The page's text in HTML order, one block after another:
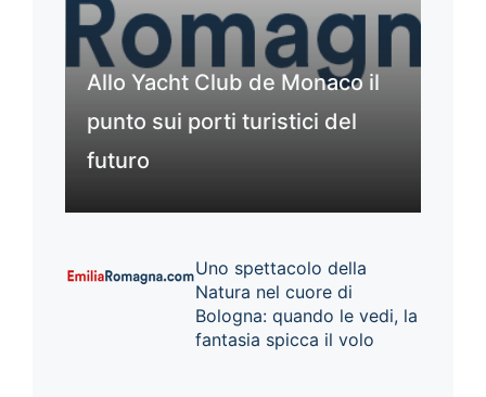
Allo Yacht Club de Monaco il
punto sui porti turistici del
futuro
Uno spettacolo della
Natura nel cuore di
Bologna: quando le vedi, la
fantasia spicca il volo